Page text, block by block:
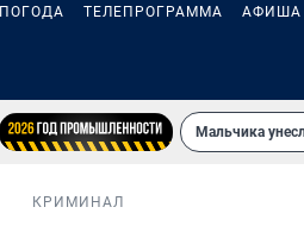
ПОГОДА ТЕЛЕПРОГРАММА АФИША
Мальчика
КРИМИНАЛ